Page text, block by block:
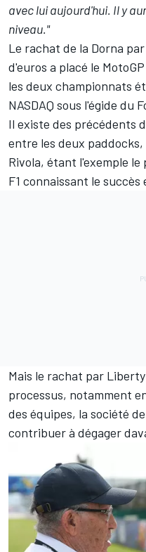
avec lui aujourd'hui. Il y
niveau."
Le rachat de la Dorna
d'euros a placé le
les deux championnats
NASDAQ sous l'égide du
Il existe des précédents
entre les deux paddocks,
Rivola, étant l'exemple
F1 connaissant le succès
Mais le rachat par
processus, notamment
des équipes, la société
contribuer à dégager